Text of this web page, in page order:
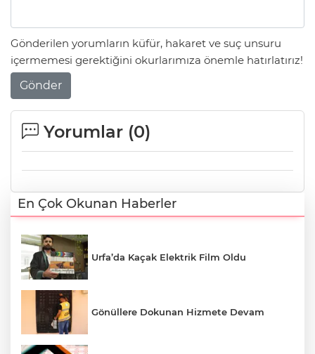
Gönderilen yorumların küfür, hakaret ve suç unsuru
içermemesi gerektiğini okurlarımıza önemle hatırlatırız!
Gönder
Yorumlar (0)
En Çok Okunan Haberler
Urfa’da Kaçak Elektrik Film Oldu
Gönüllere Dokunan Hizmete Devam